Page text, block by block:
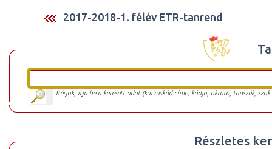
2017-2018-1. félév ETR-tanrend
Kérjük, írja be a keresett adat (kurzuskód címe, kódja, oktató, tanszék,
Részletes